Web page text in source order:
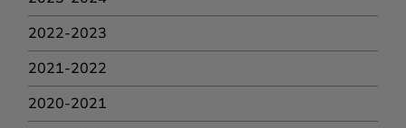
2022-2023
2021-2022
2020-2021